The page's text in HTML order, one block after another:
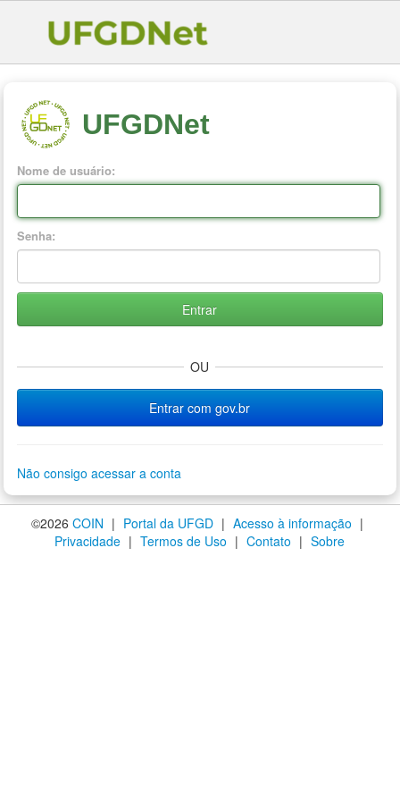
UFGDNet
Nome de usuário:
Senha:
Entrar
OU
Entrar com gov.br
Não consigo acessar a conta
©2026COIN | Portal da UFGD | Acesso à informação |
Privacidade | Termos de Uso | Contato | Sobre